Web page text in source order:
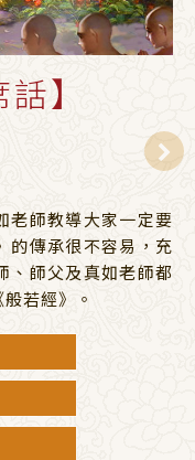
】
老師教導大家一定要
的傳承很不容易，充
、師父及真如老師都
若經》。